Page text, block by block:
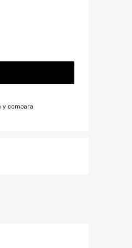
y compara